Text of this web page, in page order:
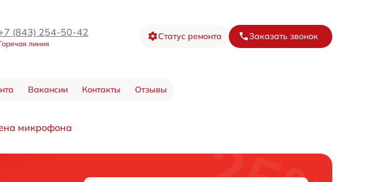
(843) 254-50-42
линия
Статус ремонта Заказать звонок
Вакансии Контакты Отзывы
микрофона